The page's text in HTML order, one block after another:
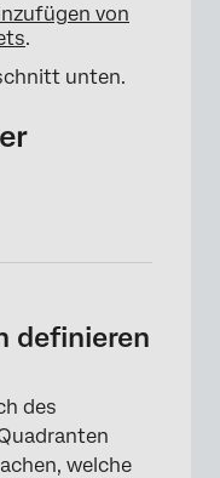
von
.
unten.
definieren
des
welche